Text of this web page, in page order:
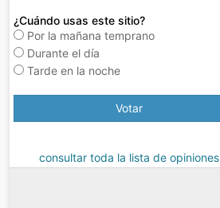
¿Cuándo usas este sitio?
Por la mañana temprano
Durante el día
Tarde en la noche
Votar
consultar toda la lista de opiniones